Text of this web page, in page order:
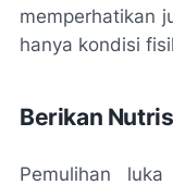
memperhatikan
hanya kondisi
Berikan
Pemulihan